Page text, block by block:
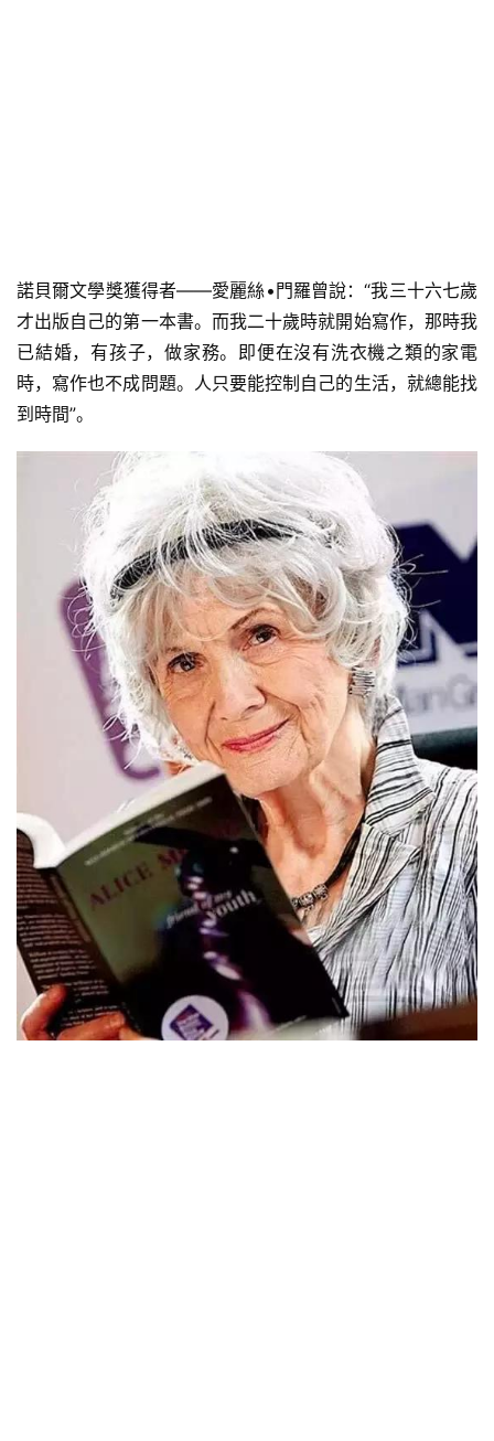
諾貝爾文學獎獲得者——愛麗絲•門羅曾說：“我三十六七歲
才出版自己的第一本書。而我二十歲時就開始寫作，那時我
已結婚，有孩子，做家務。即便在沒有洗衣機之類的家電
時，寫作也不成問題。人只要能控制自己的生活，就總能找
到時間”。